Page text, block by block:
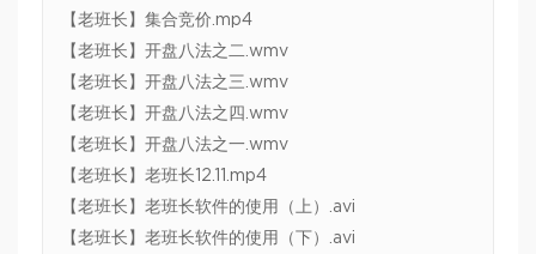
【老班长】集合竞价.mp4
【老班长】开盘八法之二.wmv
【老班长】开盘八法之三.wmv
【老班长】开盘八法之四.wmv
【老班长】开盘八法之一.wmv
【老班长】老班长12.11.mp4
【老班长】老班长软件的使用（上）.avi
【老班长】老班长软件的使用（下）.avi